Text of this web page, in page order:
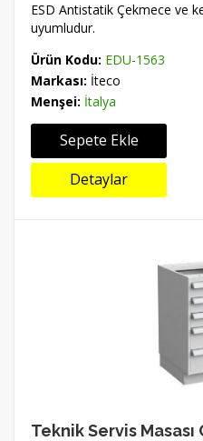
ESD Antistatik Çekmece ve
uyumludur.
Ürün Kodu: EDU-1563
Markası: İteco
Menşei: İtalya
Sepete Ekle
Detaylar
Teknik Servis